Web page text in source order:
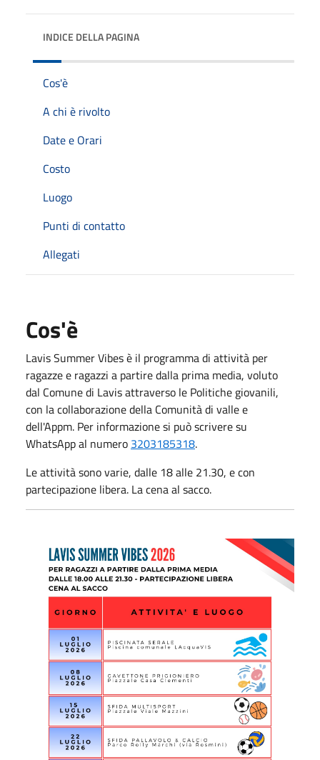
INDICE DELLA PAGINA
Cos'è
A chi è rivolto
Date e Orari
Costo
Luogo
Punti di contatto
Allegati
Cos'è
Lavis Summer Vibes è il programma di attività per
ragazze e ragazzi a partire dalla prima media, voluto
dal Comune di Lavis attraverso le Politiche giovanili,
con la collaborazione della Comunità di valle e
dell'Appm. Per informazione si può scrivere su
WhatsApp al numero 3203185318.
Le attività sono varie, dalle 18 alle 21.30, e con
partecipazione libera. La cena al sacco.